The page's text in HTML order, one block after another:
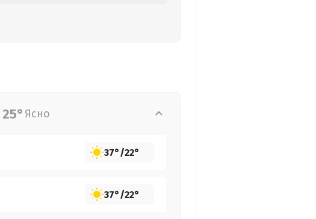
25° Ясно
37°/22°
37°/22°